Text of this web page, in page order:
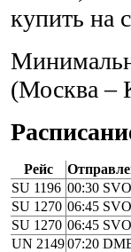
купить на
(Москва –
Рейс
SU 1196 00:30 SVO
SU 1270 06:45 SVO
SU 1270 06:45 SVO
UN 214907:20